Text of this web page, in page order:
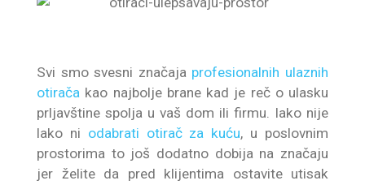
Svi smo svesni značajaprofesionalnih ulaznih
otirača kao najbolje brane kad je reč o ulasku
prljavštine spolja u vaš dom ili firmu. Iako nije
lako ni odabrati otirač za kuću, u poslovnim
prostorima to još dodatno dobija na značaju
jer želite da pred klijentima ostavite utisak